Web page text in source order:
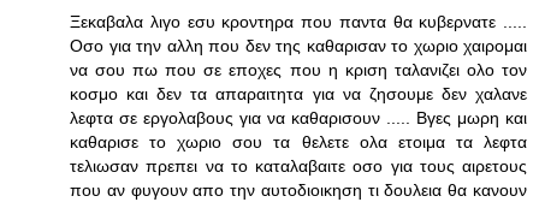
Ξεκαβαλα λιγο εσυ κροντηρα που παντα θα κυβερνατε .....
Οσο για την αλλη που δεν της καθαρισαν το χωριο χαιρομαι
να σου πω που σε εποχες που η κριση ταλανιζει ολο τον
κοσμο και δεν τα απαραιτητα για να ζησουμε δεν χαλανε
λεφτα σε εργολαβους για να καθαρισουν ..... Βγες μωρη και
καθαρισε το χωριο σου τα θελετε ολα ετοιμα τα λεφτα
τελιωσαν πρεπει να το καταλαβαιτε οσο για τους αιρετους
που αν φυγουν απο την αυτοδιοικηση τι δουλεια θα κανουν